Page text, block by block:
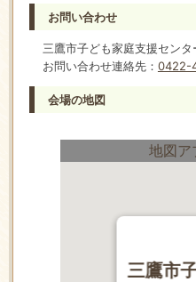
お問い合わせ
三鷹市子ども家庭支援セン
お問い合わせ連絡先： 0422-
会場の地図
地図ア
三鷹市